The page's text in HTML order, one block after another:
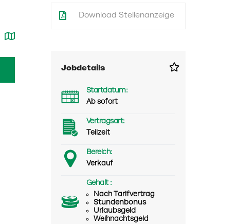
Download Stellenanzeige
Jobdetails
Startdatum:
Ab sofort
Vertragsart:
Teilzeit
Bereich:
Verkauf
Gehalt :
Nach Tarifvertrag
Stundenbonus
Urlaubsgeld
Weihnachtsgeld